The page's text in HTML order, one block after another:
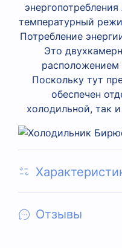
температурный
Потребление
Это
Поскольку тут
обеспечен
холодильной, так
Отзывы